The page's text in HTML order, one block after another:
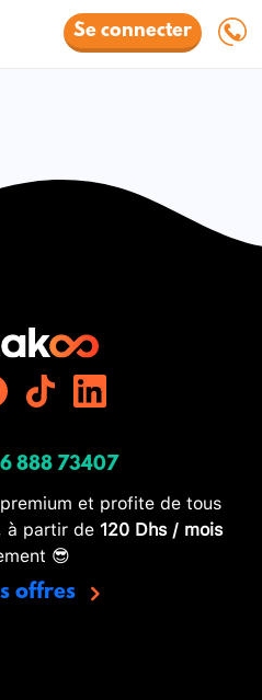
Se connecter
888 73407
et profite de tous
à partir de 120 Dhs / mois
😎
offres